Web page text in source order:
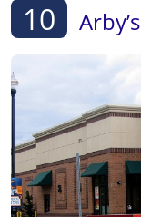
10 Arby’s